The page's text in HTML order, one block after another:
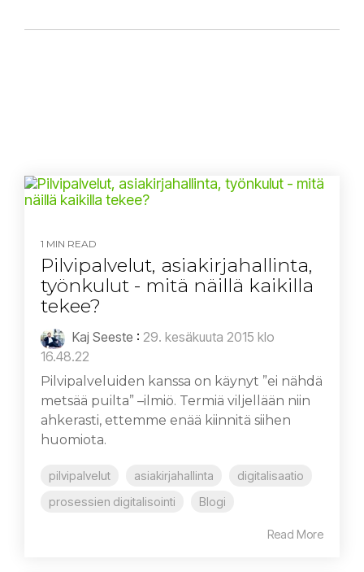
1 MIN READ
Pilvipalvelut, asiakirjahallinta,
työnkulut - mitä näillä kaikilla
tekee?
Kaj Seeste : 29. kesäkuuta 2015 klo
16.48.22
Pilvipalveluiden kanssa on käynyt ”ei nähdä
metsää puilta” –ilmiö. Termiä viljellään niin
ahkerasti, ettemme enää kiinnitä siihen
huomiota.
pilvipalvelut asiakirjahallinta
digitalisaatio
prosessien digitalisointi
Blogi
Read More